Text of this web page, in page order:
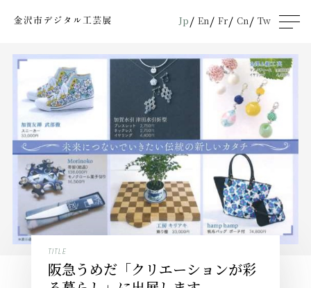
Jp En Fr Cn Tw
men
TITLE
阪急うめだ「クリエーションが彩